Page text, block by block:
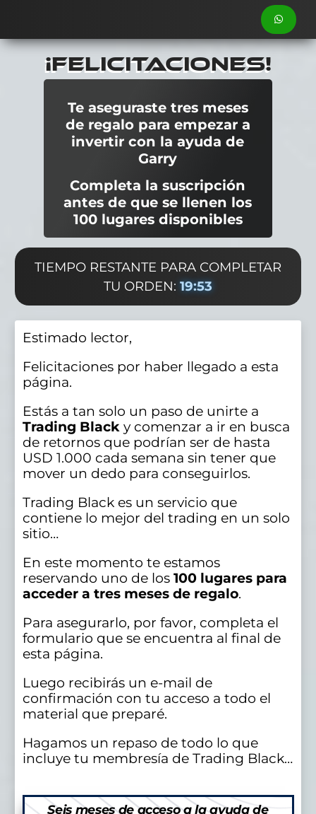
¡FELICITACIONES!
Te aseguraste tres meses
de regalo para empezar a
invertir con la ayuda de
Garry
Completa la suscripción
antes de que se llenen los
100 lugares disponibles
TIEMPO RESTANTE PARA COMPLETAR
TU ORDEN:19:51
Estimado lector,
Felicitaciones por haber llegado a esta
página.
Estás a tan solo un paso de unirte a
Trading Blacky comenzar a ir en busca
de retornos que podrían ser de hasta
USD 1.000 cada semana sin tener que
mover un dedo para conseguirlos.
Trading Black es un servicio que
contiene lo mejor del trading en un solo
sitio…
En este momento te estamos
reservando uno de los 100 lugares para
acceder a tres meses de regalo.
Para asegurarlo, por favor, completa el
formulario que se encuentra al final de
esta página.
Luego recibirás un e-mail de
confirmación con tu acceso a todo el
material que preparé.
Hagamos un repaso de todo lo que
incluye tu membresía de Trading Black…
Seis meses de acceso a la ayuda de